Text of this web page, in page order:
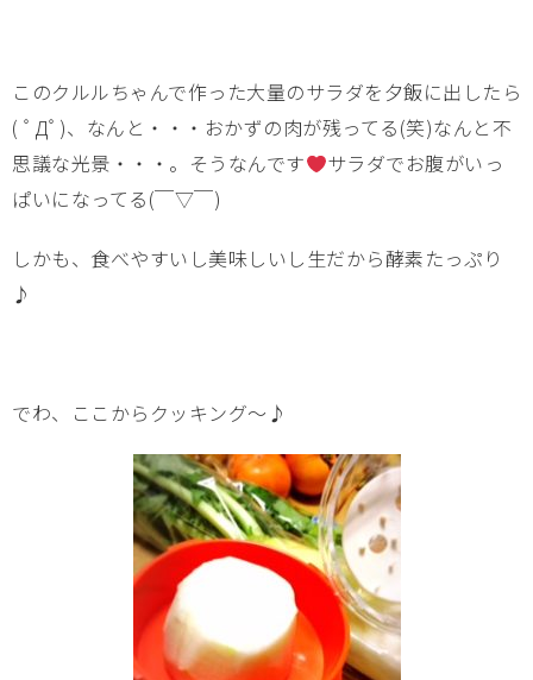
このクルルちゃんで作った大量のサラダを夕飯に出したら
( ﾟДﾟ)、なんと・・・おかずの肉が残ってる(笑)なんと不
思議な光景・・・。そうなんです
サラダでお腹がいっ
ぱいになってる(￣▽￣)
しかも、食べやすいし美味しいし生だから酵素たっぷり
♪
でわ、ここからクッキング～♪